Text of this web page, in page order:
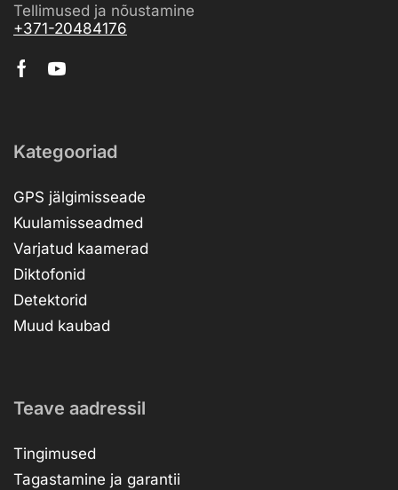
Tellimused ja nõustamine
+371-20484176
Kategooriad
GPS jälgimisseade
Kuulamisseadmed
Varjatud kaamerad
Diktofonid
Detektorid
Muud kaubad
Teave aadressil
Tingimused
Tagastamine ja garantii